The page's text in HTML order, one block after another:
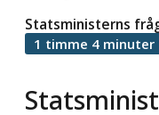
Statsministerns
1 timme 4 minuter